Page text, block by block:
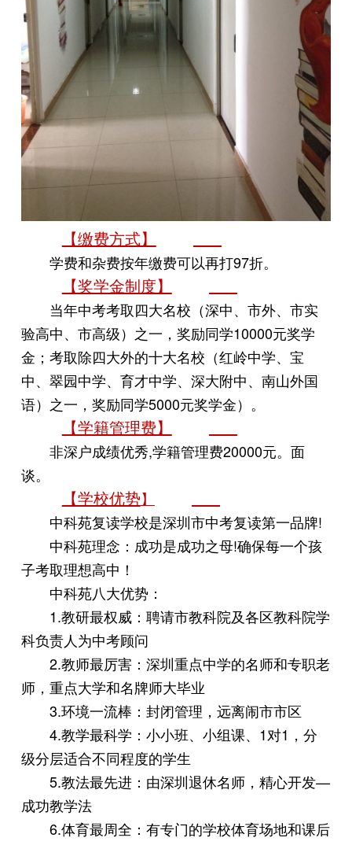
【缴费方式】
学费和杂费按年缴费可以再打97折。
【奖学金制度】
当年中考考取四大名校（深中、市外、市实
验高中、市高级）之一，奖励同学10000元奖学
金；考取除四大外的十大名校（红岭中学、宝
中、翠园中学、育才中学、深大附中、南山外国
语）之一，奖励同学5000元奖学金）。
【学籍管理费】
非深户成绩优秀,学籍管理费20000元。面
谈。
【学校优势】
中科苑复读学校是深圳市中考复读第一品牌!
中科苑理念：成功是成功之母!确保每一个孩
子考取理想高中！
中科苑八大优势：
1.教研最权威：聘请市教科院及各区教科院学
科负责人为中考顾问
2.教师最厉害：深圳重点中学的名师和专职老
师，重点大学和名牌师大毕业
3.环境一流棒：封闭管理，远离闹市市区
4.教学最科学：小小班、小组课、1对1，分
级分层适合不同程度的学生
5.教法最先进：由深圳退休名师，精心开发—
成功教学法
6.体育最周全：有专门的学校体育场地和课后